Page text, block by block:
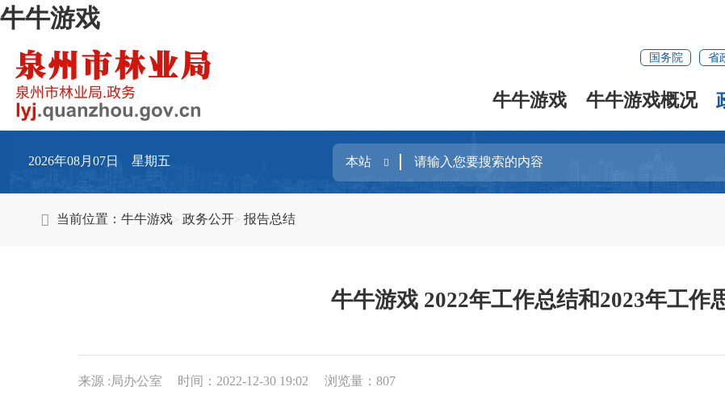
牛牛游戏
国务院 省
牛牛游戏 牛牛游戏概况
2026年08月07日 星期五
当前位置：牛牛游戏 政务公开 报告总结
牛牛游戏 2022年工作总结和2023年工作
来源 :局办公室 时间：2022-12-30 19:02 浏览量： 807